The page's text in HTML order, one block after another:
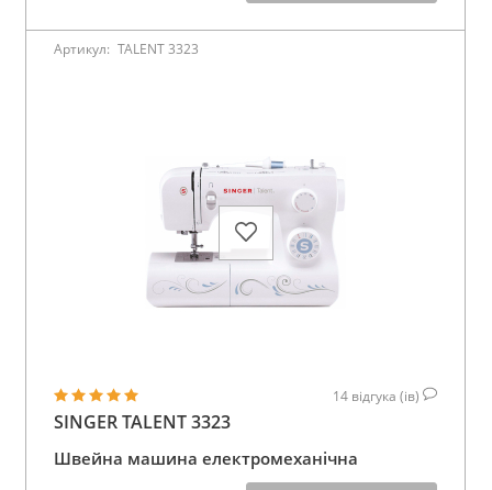
Артикул: TALENT 3323
14 відгука (ів)
SINGER TALENT 3323
Швейна машина електромеханічна